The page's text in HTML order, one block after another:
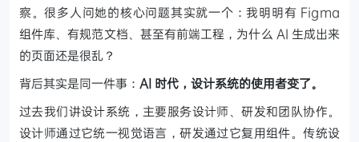
察。很多人问她的核心问题其实就一个：我明明有 Figma
组件库、有规范文档、甚至有前端工程，为什么 AI 生成出来
的页面还是很乱？
背后其实是同一件事： AI 时代，设计系统的使用者变了。
过去我们讲设计系统，主要服务设计师、研发和团队协作。
设计师通过它统一视觉语言，研发通过它复用组件。传统设